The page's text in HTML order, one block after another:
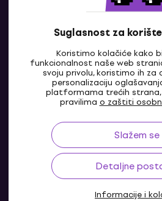
Suglasnost za
Koristimo kolačiće kako
funkcionalnost naše web
svoju privolu, koristimo ih za
personalizaciju
platformama trećih strana,
pravilima o zaštiti
Slažem se
Detaljne
Informacije i
Javi nam
HR